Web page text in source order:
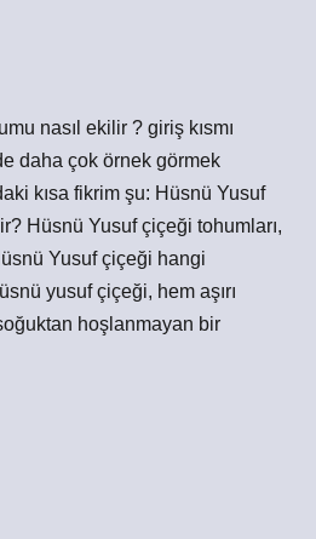
nasıl ekilir ? giriş kısmı
daha çok örnek görmek
kısa fikrim şu: Hüsnü Yusuf
Hüsnü Yusuf çiçeği tohumları,
Yusuf çiçeği hangi
yusuf çiçeği, hem aşırı
hoşlanmayan bir